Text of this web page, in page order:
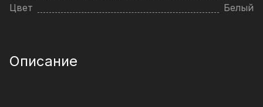
Цвет
Белый
Описание